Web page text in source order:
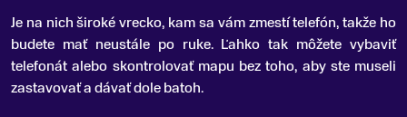
Je na nich široké vrecko, kam sa vám zmestí telefón, takže ho
budete mať neustále po ruke. Ľahko tak môžete vybaviť
telefonát alebo skontrolovať mapu bez toho, aby ste museli
zastavovať a dávať dole batoh.